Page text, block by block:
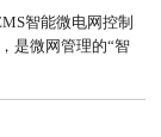
智能微电网控制
是微网管理的“智
所有终端设备，